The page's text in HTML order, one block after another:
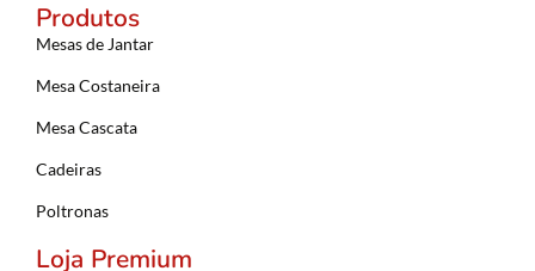
Produtos
Mesas de Jantar
Mesa Costaneira
Mesa Cascata
Cadeiras
Poltronas
Loja Premium